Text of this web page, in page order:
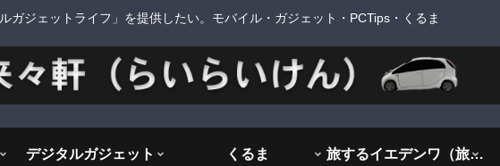
ガジェットライフ」を提供したい。モバイル・ガジェット・PCTips・くるま
デジタルガジェット くるま 旅するイエデンワ（旅ネタ）